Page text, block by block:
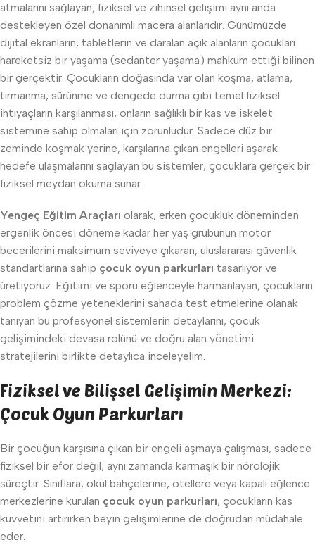
atmalarını sağlayan, fiziksel ve zihinsel gelişimi aynı anda
destekleyen özel donanımlı macera alanlarıdır. Günümüzde
dijital ekranların, tabletlerin ve daralan açık alanların çocukları
hareketsiz bir yaşama (sedanter yaşama) mahkum ettiği bilinen
bir gerçektir. Çocukların doğasında var olan koşma, atlama,
tırmanma, sürünme ve dengede durma gibi temel fiziksel
ihtiyaçların karşılanması, onların sağlıklı bir kas ve iskelet
sistemine sahip olmaları için zorunludur. Sadece düz bir
zeminde koşmak yerine, karşılarına çıkan engelleri aşarak
hedefe ulaşmalarını sağlayan bu sistemler, çocuklara gerçek bir
fiziksel meydan okuma sunar.
Yengeç Eğitim Araçları olarak, erken çocukluk döneminden
ergenlik öncesi döneme kadar her yaş grubunun motor
becerilerini maksimum seviyeye çıkaran, uluslararası güvenlik
standartlarına sahip çocuk oyun parkurları tasarlıyor ve
üretiyoruz. Eğitimi ve sporu eğlenceyle harmanlayan, çocukların
problem çözme yeteneklerini sahada test etmelerine olanak
tanıyan bu profesyonel sistemlerin detaylarını, çocuk
gelişimindeki devasa rolünü ve doğru alan yönetimi
stratejilerini birlikte detaylıca inceleyelim.
Fiziksel ve Bilişsel Gelişimin Merkezi:
Çocuk Oyun Parkurları
Bir çocuğun karşısına çıkan bir engeli aşmaya çalışması, sadece
fiziksel bir efor değil; aynı zamanda karmaşık bir nörolojik
süreçtir. Sınıflara, okul bahçelerine, otellere veya kapalı eğlence
merkezlerine kurulan çocuk oyun parkurları, çocukların kas
kuvvetini artırırken beyin gelişimlerine de doğrudan müdahale
eder.